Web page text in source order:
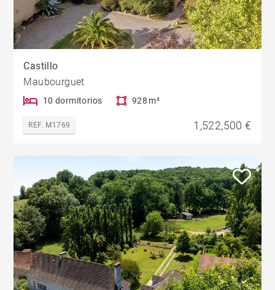
Castillo
Maubourguet
10 dormitorios 928 m²
REF. M1769 1,522,500 €